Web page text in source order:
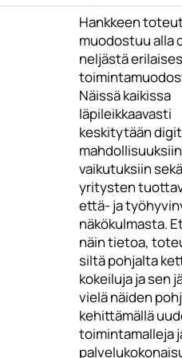
Hankkeen
muodostuu alla
neljästä
Näissä kaikissa
läpileikkaavasti
keskitytään
vaikutuksiin sekä
yritysten
että- ja
näkökulmasta.
näin tietoa,
siltä pohjalta
kokeiluja ja sen
vielä näiden
kehittämällä
toimintamalleja